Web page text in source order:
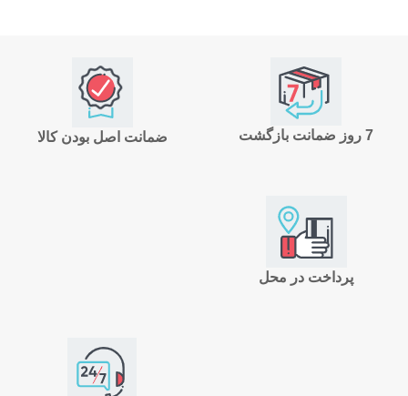
ضمانت اصل بودن کالا 7 روز ضمانت بازگشت
پرداخت در محل